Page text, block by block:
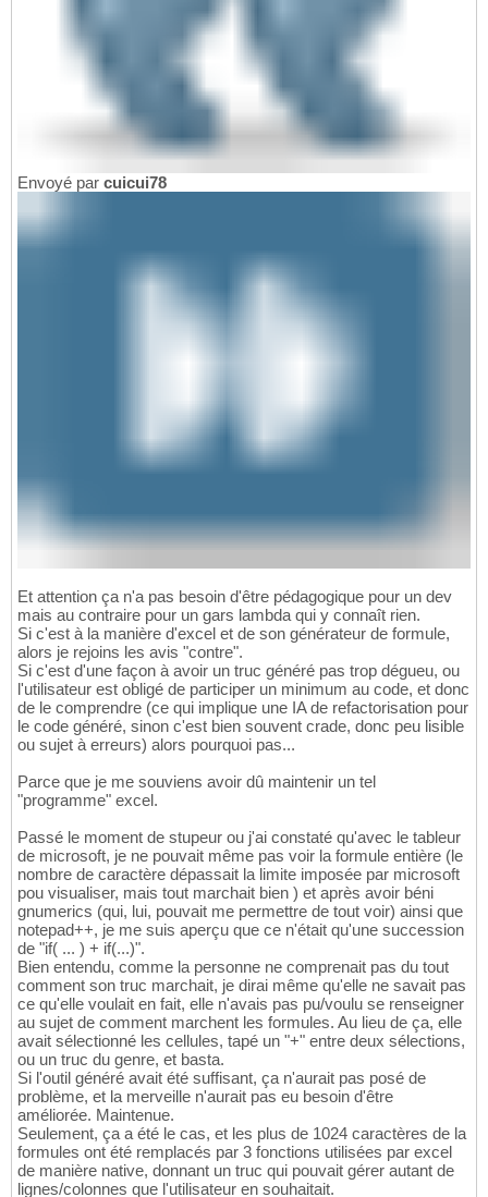
Envoyé par cuicui78
Et attention ça n'a pas besoin d'être pédagogique pour un dev
mais au contraire pour un gars lambda qui y connaît rien.
Si c'est à la manière d'excel et de son générateur de formule,
alors je rejoins les avis "contre".
Si c'est d'une façon à avoir un truc généré pas trop dégueu, ou
l'utilisateur est obligé de participer un minimum au code, et donc
de le comprendre (ce qui implique une IA de refactorisation pour
le code généré, sinon c'est bien souvent crade, donc peu lisible
ou sujet à erreurs) alors pourquoi pas...
Parce que je me souviens avoir dû maintenir un tel
"programme" excel.
Passé le moment de stupeur ou j'ai constaté qu'avec le tableur
de microsoft, je ne pouvait même pas voir la formule entière (le
nombre de caractère dépassait la limite imposée par microsoft
pou visualiser, mais tout marchait bien ) et après avoir béni
gnumerics (qui, lui, pouvait me permettre de tout voir) ainsi que
notepad++, je me suis aperçu que ce n'était qu'une succession
de "if( ... ) + if(...)".
Bien entendu, comme la personne ne comprenait pas du tout
comment son truc marchait, je dirai même qu'elle ne savait pas
ce qu'elle voulait en fait, elle n'avais pas pu/voulu se renseigner
au sujet de comment marchent les formules. Au lieu de ça, elle
avait sélectionné les cellules, tapé un "+" entre deux sélections,
ou un truc du genre, et basta.
Si l'outil généré avait été suffisant, ça n'aurait pas posé de
problème, et la merveille n'aurait pas eu besoin d'être
améliorée. Maintenue.
Seulement, ça a été le cas, et les plus de 1024 caractères de la
formules ont été remplacés par 3 fonctions utilisées par excel
de manière native, donnant un truc qui pouvait gérer autant de
lignes/colonnes que l'utilisateur en souhaitait.